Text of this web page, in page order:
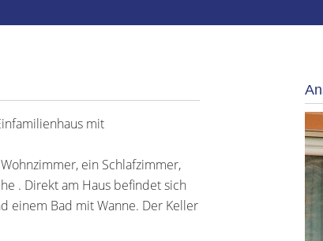
mit
ein Schlafzimmer,
. Direkt am Haus befindet sich
einem Bad mit Wanne. Der Keller